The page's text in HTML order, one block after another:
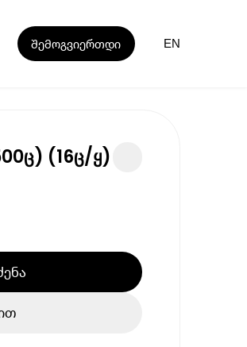
შემოგვიერთდი EN
(16ც/ყ)